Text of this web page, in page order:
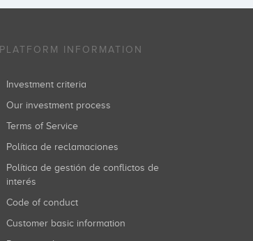
PLATFORM INFORMATION
Investment criteria
Our investment process
Terms of Service
Política de reclamaciones
Política de gestión de conflictos de
interés
Code of conduct
Customer basic information